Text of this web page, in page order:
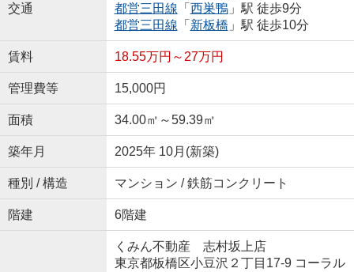
交通
都営三田線 「 西巣鴨」駅 徒歩9分
都営三田線 「 新板橋 」駅 徒歩10分
賃料 18.55万円～27万円
管理費等 15,000円
面積 34.00㎡～59.39㎡
築年月 2025年 10月(新築)
種別 / 構造 マンション / 鉄筋コンクリート
階建 6階建
くみん不動産 志村坂上店
東京都板橋区小豆沢２丁目17-9 コーラル